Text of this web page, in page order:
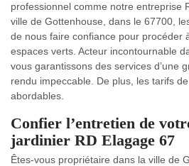
professionnel comme notre entreprise
ville de Gottenhouse, dans le 67700,
de nous faire confiance pour procéder
espaces verts. Acteur incontournable
vous garantissons des services d’une
rendu impeccable. De plus, les tarifs
abordables.
Confier l’entretien de
jardinier RD Elagage 67
Êtes-vous propriétaire dans la ville de